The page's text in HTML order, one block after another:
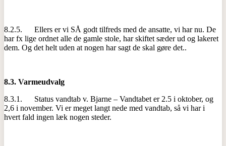
8.2.5. Ellers er vi SÅ godt tilfreds med de ansatte, vi har nu. De
har fx lige ordnet alle de gamle stole, har skiftet sæder ud og lakeret
dem. Og det helt uden at nogen har sagt de skal gøre det..
8.3. Varmeudvalg
8.3.1. Status vandtab v. Bjarne – Vandtabet er 2.5 i oktober, og
2,6 i november. Vi er meget langt nede med vandtab, så vi har i
hvert fald ingen læk nogen steder.